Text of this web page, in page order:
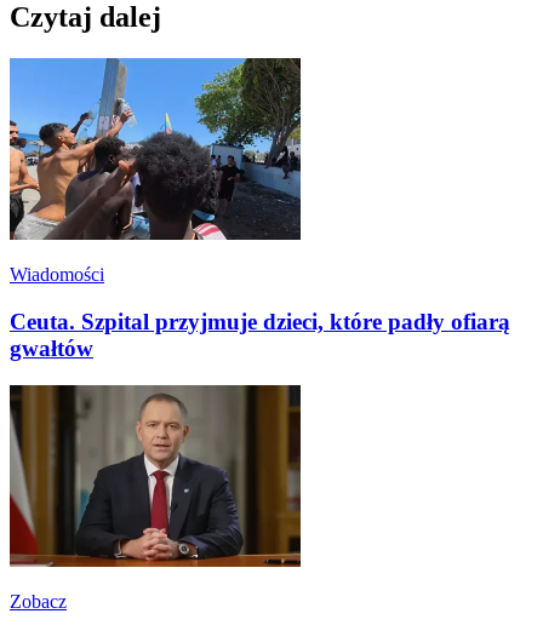
Czytaj dalej
Wiadomości
Ceuta. Szpital przyjmuje dzieci, które padły ofiarą
gwałtów
Zobacz